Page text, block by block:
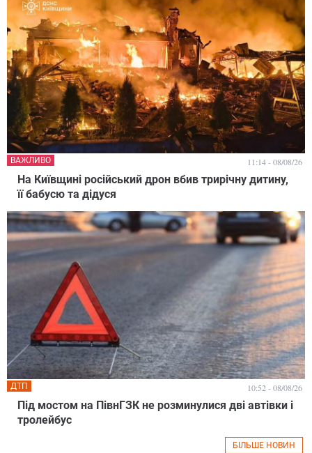
На Київщині російський дрон вбив трирічну дитину,
її бабусю та дідуся
ВАЖЛИВО 11:14 - 08/08/26
Під мостом на ПівнГЗК не розминулися дві автівки і
тролейбус
ДТП 10:52 - 08/08/26
БІЛЬШЕ НОВИН